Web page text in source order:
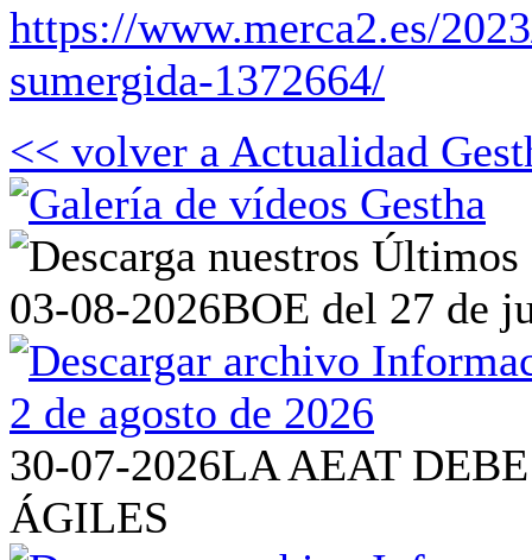
https://www.merca2.es/
sumergida-1372664/
<< volver a Actualidad
03-08-2026BOE del 27 de
30-07-2026LA AEAT
ÁGILES